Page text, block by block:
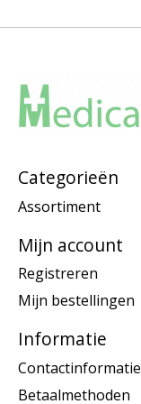
Categorieën
Assortiment
Mijn account
Registreren
Mijn bestellingen
Informatie
Contactinformatie
Betaalmethoden